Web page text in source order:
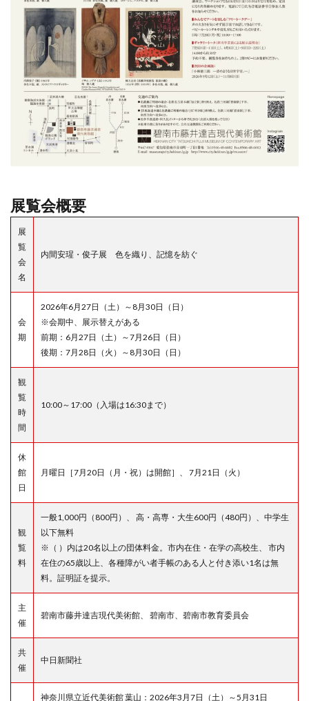
展覧会概要
展
覧
会
名
内間安瑆・俊子展 色を織り、記憶を紡ぐ
会
期
2026年6月27日（土）～8月30日（日）
※会期中、展示替えがある
前期：6月27日（土）～7月26日（日）
後期：7月28日（火）～8月30日（日）
観
覧
時
間
10:00～17:00（入場は16:30まで）
休
館
日
月曜日［7月20日（月・祝）は開館］、 7月21日（火）
観
覧
料
一般1,000円（800円）、 高・高専・大生600円（480円）、中学生
以下無料
※（ ）内は20名以上の団体料金。市内在住・在学の高校生、 市内
在住の65歳以上、各種障がい者手帳のある人と付き添い1名は無
料。証明証を提示。
主
催
碧南市藤井達吉現代美術館、 碧南市、碧南市教育委員会
共
催
中日新聞社
神奈川県立近代美術館 葉山：2026年3月7日（土）～5月31日